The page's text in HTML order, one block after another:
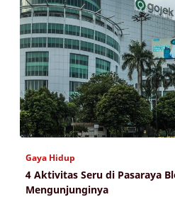
Gaya Hidup
4 Aktivitas Seru di Pasaraya
Mengunjunginya